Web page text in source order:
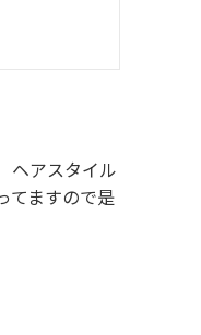
ヘアスタイル
てますので是